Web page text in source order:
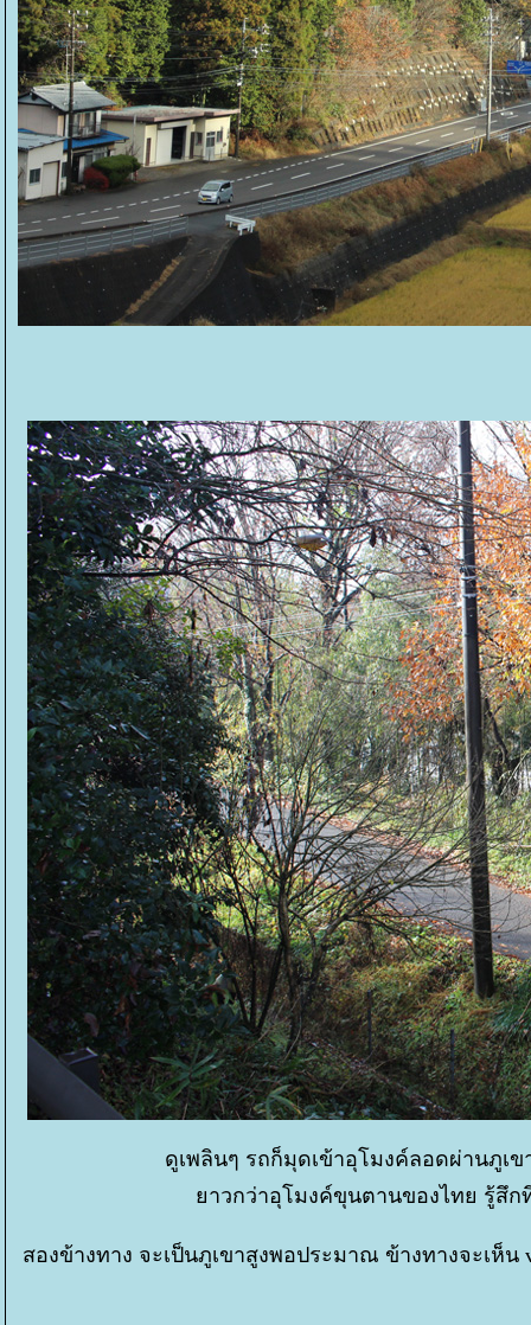
ดูเพลินๆ รถก็มุดเข้าอุโมงค์ลอดผ่านภูเ
าวกว่าอุโมงค์ขุนตานของไทย รู้สึก
สองข้างทาง จะเป็นภูเขาสูงพอประมาณ ข้างทางจะเห็